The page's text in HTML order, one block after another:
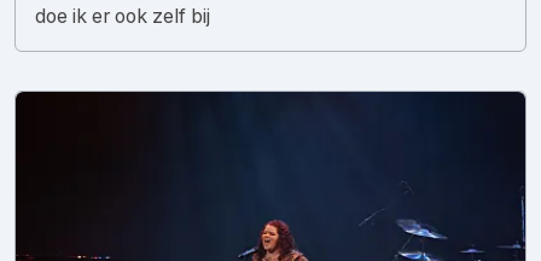
doe ik er ook zelf bij